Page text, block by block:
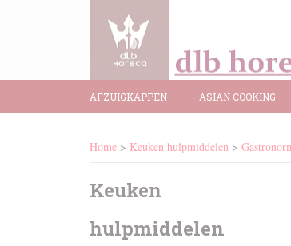
AFZUIGKAPPEN ASIAN COOKING
Home > Keuken hulpmiddelen >
Keuken
hulpmiddelen